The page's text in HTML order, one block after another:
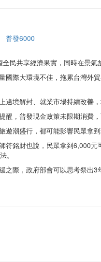
普發6000
民共享經濟果實，同時在景
國際大環境不佳，拖累台灣外
邊境解封、就業市場持續改善
醒，普發現金政策未限期消費
潮盛行，都可能影響民眾拿到
符銘財也說，民眾拿到6,000
。
之際，政府部會可以思考祭出